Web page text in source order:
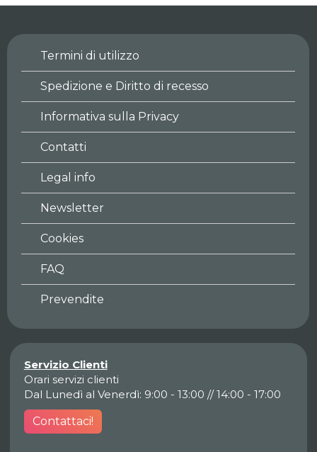
Termini di utilizzo
Spedizione e Diritto di recesso
Informativa sulla Privacy
Contatti
Legal info
Newsletter
Cookies
FAQ
Prevendite
Servizio Clienti
Orari servizi clienti
Dal Lunedì al Venerdì: 9:00 - 13:00 // 14:00 - 17:00
Contattaci!